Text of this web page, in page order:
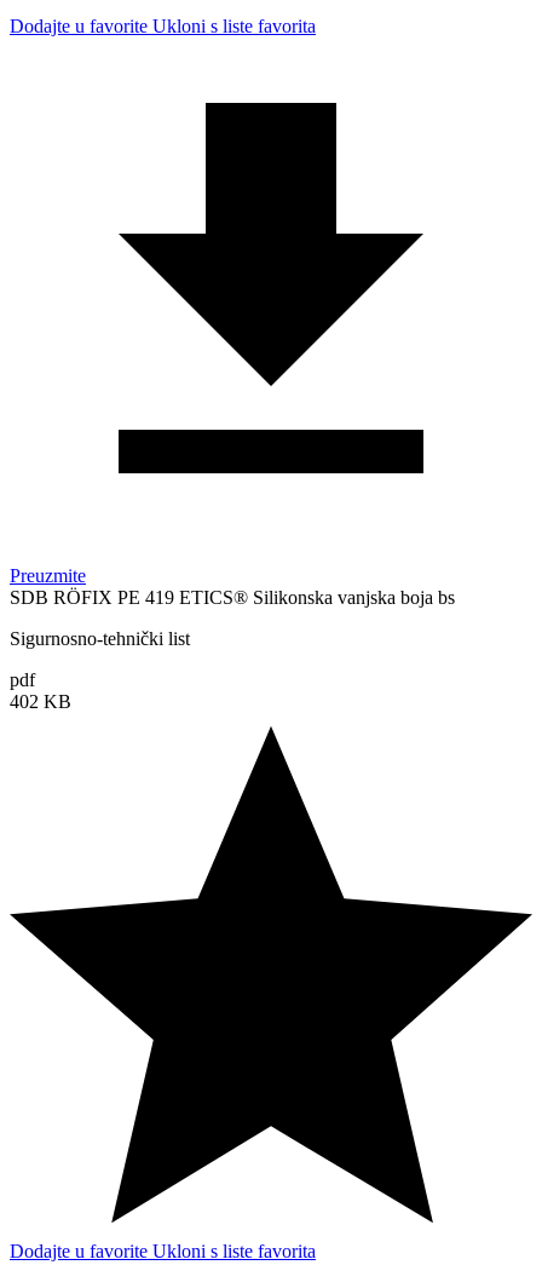
Dodajte u favorite Ukloni s liste favorita
Preuzmite
SDB RÖFIX PE 419 ETICS® Silikonska vanjska boja bs
Sigurnosno-tehnički list
pdf
402 KB
Dodajte u favorite Ukloni s liste favorita